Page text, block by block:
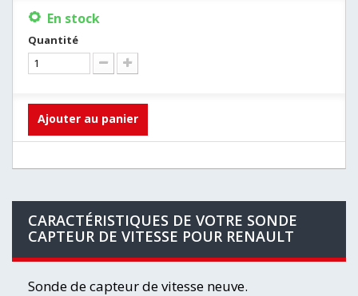
En stock
Quantité
Ajouter au panier
CARACTÉRISTIQUES DE VOTRE SONDE
CAPTEUR DE VITESSE POUR RENAULT
Sonde de capteur de vitesse neuve.